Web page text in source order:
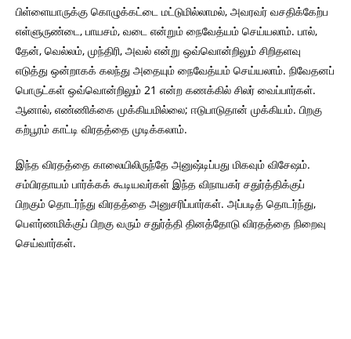
பிள்ளையாருக்கு கொழுக்கட்டை மட்டுமில்லாமல், அவரவர் வசதிக்கேற்ப
எள்ளுருண்டை, பாயசம், வடை என்றும் நைவேத்யம் செய்யலாம். பால்,
தேன், வெல்லம், முந்திரி, அவல் என்று ஒவ்வொன்றிலும் சிறிதளவு
எடுத்து ஒன்றாகக் கலந்து அதையும் நைவேத்யம் செய்யலாம். நிவேதனப்
பொருட்கள் ஒவ்வொன்றிலும் 21 என்ற கணக்கில் சிலர் வைப்பார்கள்.
ஆனால், எண்ணிக்கை முக்கியமில்லை; ஈடுபாடுதான் முக்கியம். பிறகு
கற்பூரம் காட்டி விரதத்தை முடிக்கலாம்.
இந்த விரதத்தை காலையிலிருந்தே அனுஷ்டிப்பது மிகவும் விசேஷம்.
சம்பிரதாயம் பார்க்கக் கூடியவர்கள் இந்த விநாயகர் சதுர்த்திக்குப்
பிறகும் தொடர்ந்து விரதத்தை அனுசரிப்பார்கள். அப்படித் தொடர்ந்து,
பௌர்ணமிக்குப் பிறகு வரும் சதுர்த்தி தினத்தோடு விரதத்தை நிறைவு
செய்வார்கள்.